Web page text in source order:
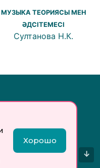
Хорошо
МУЗЫКА ТЕОРИЯСЫ МЕН
ӘДСІТЕМЕСІ
Султанова Н.К.
↓